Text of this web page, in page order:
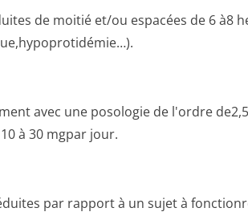
de moitié et/ou espacées de 6 à8
avec une posologie de l'ordre
à 30 mgpar jour.
par rapport à un sujet à